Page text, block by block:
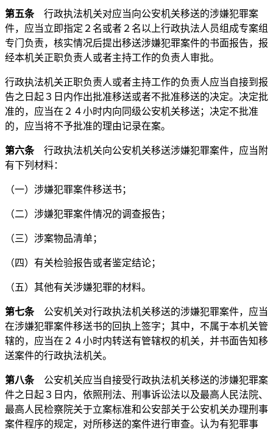
第五条行政执法机关对应当向公安机关移送的涉嫌犯罪案
件，应当立即指定２名或者２名以上行政执法人员组成专案组
专门负责，核实情况后提出移送涉嫌犯罪案件的书面报告，报
经本机关正职负责人或者主持工作的负责人审批。
行政执法机关正职负责人或者主持工作的负责人应当自接到报
告之日起３日内作出批准移送或者不批准移送的决定。决定批
准的，应当在２４小时内向同级公安机关移送；决定不批准
的，应当将不予批准的理由记录在案。
第六条行政执法机关向公安机关移送涉嫌犯罪案件，应当附
有下列材料：
（一）涉嫌犯罪案件移送书；
（二）涉嫌犯罪案件情况的调查报告；
（三）涉案物品清单；
（四）有关检验报告或者鉴定结论；
（五）其他有关涉嫌犯罪的材料。
第七条公安机关对行政执法机关移送的涉嫌犯罪案件，应当
在涉嫌犯罪案件移送书的回执上签字；其中，不属于本机关管
辖的，应当在２４小时内转送有管辖权的机关，并书面告知移
送案件的行政执法机关。
第八条公安机关应当自接受行政执法机关移送的涉嫌犯罪案
件之日起３日内，依照刑法、刑事诉讼法以及最高人民法院、
最高人民检察院关于立案标准和公安部关于公安机关办理刑事
案件程序的规定，对所移送的案件进行审查。认为有犯罪事